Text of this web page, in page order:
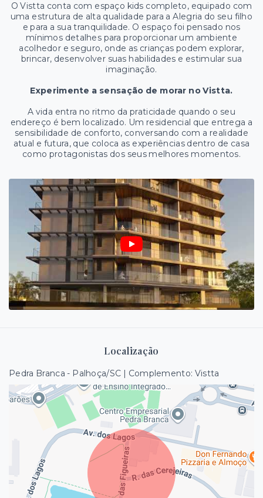
O Vistta conta com espaço kids completo, equipado com
uma estrutura de alta qualidade para a Alegria do seu filho
e para a sua tranquilidade. O espaço foi pensado nos
mínimos detalhes para proporcionar um ambiente
acolhedor e seguro, onde as crianças podem explorar,
brincar, desenvolver suas habilidades e estimular sua
imaginação.
Experimente a sensação de morar no Vistta.
A vida entra no ritmo da praticidade quando o seu
endereço é bem localizado. Um residencial que entrega a
sensibilidade de conforto, conversando com a realidade
atual e futura, que coloca as experiências dentro de casa
como protagonistas dos seus melhores momentos.
Localização
Pedra Branca - Palhoça/SC | Complemento: Vistta